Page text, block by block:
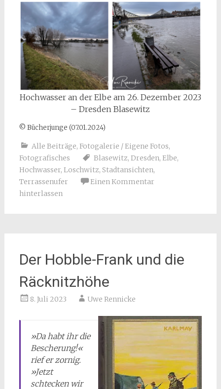
Hochwasser an der Elbe am 26. Dezember 2023
– Dresden Blasewitz
© Bücherjunge (07.01.2024)
Alle Beiträge, Fotogalerie / Eigene Fotos,
Fotografisches
Blasewitz, Dresden, Elbe,
Hochwasser, Loschwitz, Stadtansichten,
Terrassenufer
Einen Kommentar
hinterlassen
Der Hobble-Frank und die
Räcknitzhöhe
8. Juli 2023 Uwe Rennicke
»Da habt ihr die
Bescherung!«
rief er zornig.
»Jetzt
schtecken wir